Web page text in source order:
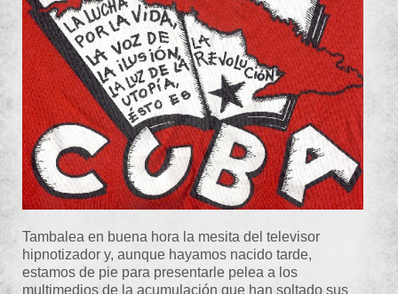
Tambalea en buena hora la mesita del televisor
hipnotizador y, aunque hayamos nacido tarde,
estamos de pie para presentarle pelea a los
multimedios de la acumulación que han soltado sus